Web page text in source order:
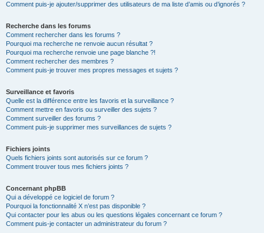
Comment puis-je ajouter/supprimer des utilisateurs de ma liste d’amis ou d’ignorés ?
Recherche dans les forums
Comment rechercher dans les forums ?
Pourquoi ma recherche ne renvoie aucun résultat ?
Pourquoi ma recherche renvoie une page blanche ?!
Comment rechercher des membres ?
Comment puis-je trouver mes propres messages et sujets ?
Surveillance et favoris
Quelle est la différence entre les favoris et la surveillance ?
Comment mettre en favoris ou surveiller des sujets ?
Comment surveiller des forums ?
Comment puis-je supprimer mes surveillances de sujets ?
Fichiers joints
Quels fichiers joints sont autorisés sur ce forum ?
Comment trouver tous mes fichiers joints ?
Concernant phpBB
Qui a développé ce logiciel de forum ?
Pourquoi la fonctionnalité X n’est pas disponible ?
Qui contacter pour les abus ou les questions légales concernant ce forum ?
Comment puis-je contacter un administrateur du forum ?